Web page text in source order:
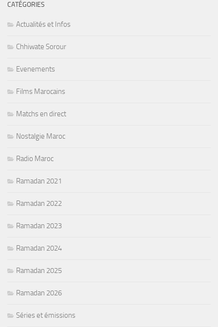
CATÉGORIES
Actualités et Infos
Chhiwate Sorour
Evenements
Films Marocains
Matchs en direct
Nostalgie Maroc
Radio Maroc
Ramadan 2021
Ramadan 2022
Ramadan 2023
Ramadan 2024
Ramadan 2025
Ramadan 2026
Séries et émissions